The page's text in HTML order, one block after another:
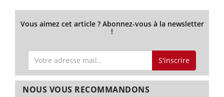
Vous aimez cet article ? Abonnez-vous à la newsletter
!
S'inscrire
NOUS VOUS RECOMMANDONS